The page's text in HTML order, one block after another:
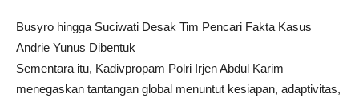
Busyro hingga Suciwati Desak Tim Pencari Fakta Kasus
Andrie Yunus Dibentuk
Sementara itu, Kadivpropam Polri Irjen Abdul Karim
menegaskan tantangan global menuntut kesiapan, adaptivitas,